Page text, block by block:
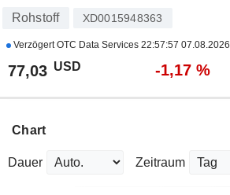
Rohstoff XD0015948363
Verzögert OTC Data Services 22:57:57 07.08.2026
77,03 USD -1,17 %
Chart
Dauer Zeitraum